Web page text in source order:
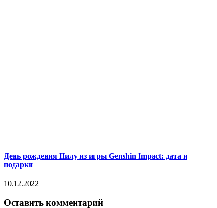
День рождения Нилу из игры Genshin Impact: дата и
подарки
10.12.2022
Оставить комментарий